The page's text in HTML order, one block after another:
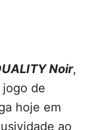
Noir,
jogo de
hoje em
ao